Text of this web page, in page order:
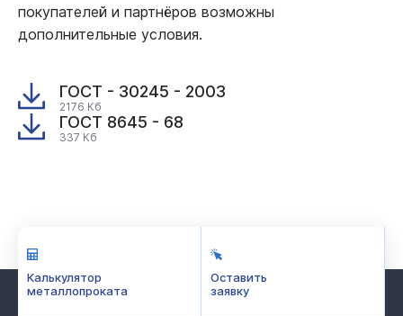
покупателей и партнёров возможны
дополнительные условия.
ГОСТ - 30245 - 2003
2176 Кб
ГОСТ 8645 - 68
337 Кб
Калькулятор
металлопроката
Оставить
заявку